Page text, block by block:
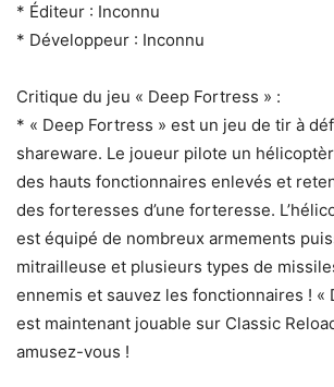
* Éditeur : Inconnu
* Développeur : Inconnu
Critique du jeu « Deep Fortress » :
* « Deep Fortress » est un jeu de tir à
shareware. Le joueur pilote un
des hauts fonctionnaires enlevés et
des forteresses d’une forteresse.
est équipé de nombreux armements
mitrailleuse et plusieurs types de
ennemis et sauvez les fonctionnaires ! «
est maintenant jouable sur Classic
amusez-vous !